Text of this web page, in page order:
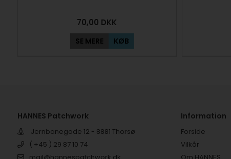
70,00 DKK
SE MERE KØB
HANNES Patchwork
Jernbanegade 12 - 8881 Thorsø
( +45 ) 29 87 10 74
Information
Forside
Vilkår